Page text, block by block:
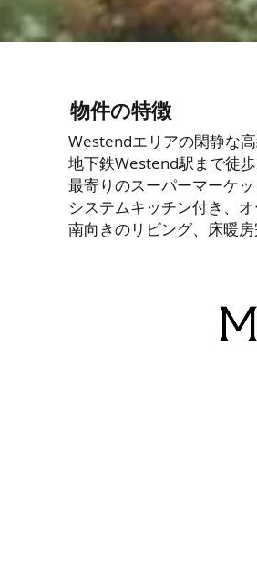
物件の特徴
Westendエリアの閑静な
地下鉄Westend駅まで徒
最寄りのスーパーマーケ
システムキッチン付き、
南向きのリビング、床暖